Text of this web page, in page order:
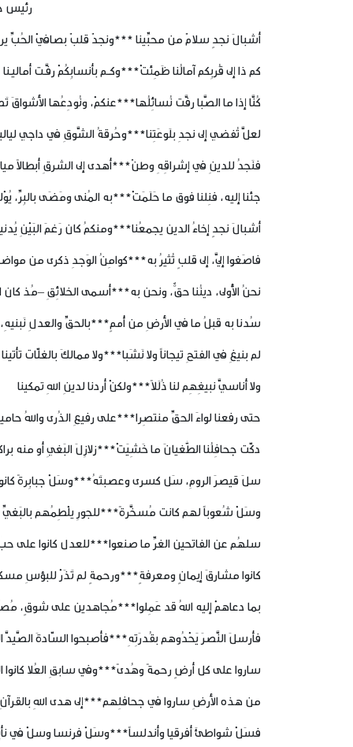
رئيس
أشبالَ نجدٍ سلامٌ من محبِّينا ***ونجدٌ قلبٌ بصافيْ الحُبِّ
كم ذا إلى قُربِكم آمالُنا ظَمِئَتْ***وكــم بأنسابِكُمْ رفَّـت أماليـنا
كُنَّا إذا ما الصَّبا رفَّت نُسائِلُها***عنكمْ، ونُودِعُها الأشواقَ
لعلَّ تُفضي إلى نجدِ بلَوعَتِنا***وحُرقةُ الشَّوقِ في داجي
فنَجدُ للدينِ في إشراقِهِ وطنٌ***أهدى إلى الشرقِ أبطالاً
جئنا إليه، فنِلنا فوق ما حَلَمَتْ***به المُنى ومَضَى بالبِرِّ،
أشبالَ نجدٍ إخاءُ الدين يجمعُنا***ومنكمُ كان رَغمَ البَيْنِ
فاصَغوا إليَّ، إلى قلبٍ تُثيرُ به***كوامِنُ الوَجدِ ذكرى من
نحنُ الأُولى، دينُنا حقٌّ، ونحن به***أسمى الخلائِقِ –مُذ كان
سُدنا به قبلُ ما في الأرضِ من أُممٍ***بالحقِّ والعدلِ نَبنيهِ،
لم بنيغِ في الفتحِ تيجاناً ولا نَشَبا***ولا ممالكَ بالغلّات تأتينا
ولا أَناسيَّ نبيغِهِم لنا ذُلَلاً***ولكنْ أردنا لدينِ اللهِ تمكينا
حتى رفعنا لواءَ الحقِّ منتصِرا***على رفيعِ الذُرى واللهُ
دكّت جحافِلُنا الطُّغيانَ ما خَشِيَتْ***زلازِلَ البَغيِ أو منه
سلَ قيصرَ الرومِ، سَل كسرى وعصبتَهُ***وسَلْ جبابِرةً
وسَلْ شُعوباً لهم كانت مُسخَّرةً***للجورِ يلْطِمُهم بالبَغيِّ
سلهُم عن الفاتحين الغرِّ ما صنعوا***للعدل كانوا على حبٍّ
كانوا مشارقَ إيمانٍ ومعرفةٍ***ورحمةٍ لم تَذَرْ للبؤسِ
بما دعاهمْ إليه اللهُ قد عَمِلوا***مُجاهدين على شوقٍ،
فأرسلَ النَّصرَ يَحْدُوهم بقُدرَتِهِ***فأصبحوا السّادةَ الصَّيدَّ
ساروا على كل أرضٍ رحمةً وهُدىً***وفي سابقِ العُلا كانوا
من هذه الأرضِ ساروا في جحافلِهم***إلى هدى اللهِ بالقرآنِ
فسَلْ شواطئَ أفرقيا وأندلساً***وسَلْ فرنسا وسلْ في